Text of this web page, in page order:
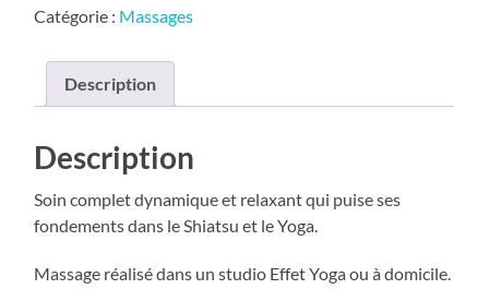
sol
(90min)
Catégorie : Massages
Description
Description
Soin complet dynamique et relaxant qui puise ses
fondements dans le Shiatsu et le Yoga.
Massage réalisé dans un studio Effet Yoga ou à domicile.